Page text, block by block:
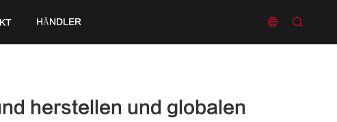
HÄNDLER  
herstellen und globalen